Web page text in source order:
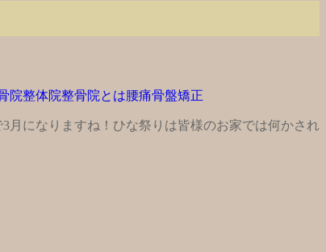
院整体院整骨院とは腰痛骨盤矯正
月になりますね！ひな祭りは皆様のお家では何かされ